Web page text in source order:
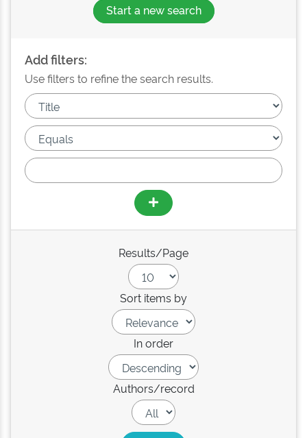
Start a new search
Add filters:
Use filters to refine the search results.
Results/Page
Sort items by
In order
Authors/record